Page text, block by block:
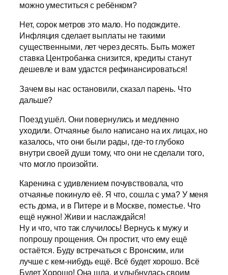
можно уместиться с ребёнком?
Нет, сорок метров это мало. Но подождите.
Инфляция сделает выплаты не такими
существенными, лет через десять. Быть может
ставка Центробанка снизится, кредиты станут
дешевле и вам удастся рефинансироваться!
Зачем вы нас остановили, сказал парень. Что
дальше?
Поезд ушёл. Они повернулись и медленно
уходили. Отчаянье было написано на их лицах, но
казалось, что они были рады, где-то глубоко
внутри своей души тому, что они не сделали того,
что могло произойти.
Каренина с удивлением почувствовала, что
отчаянье покинуло её. Я что, сошла с ума? У меня
есть дома, и в Питере и в Москве, поместье. Что
ещё нужно! Живи и наслаждайся!
Ну и что, что так случилось! Вернусь к мужу и
попрошу прощения. Он простит, что ему ещё
остаётся. Буду встречаться с Вронским, или
лучше с кем-нибудь ещё. Всё будет хорошо. Всё
Будет Хорошо! Она шла, и улыбнулась своим